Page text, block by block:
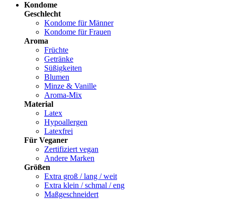
Kondome
Geschlecht
Kondome für Männer
Kondome für Frauen
Aroma
Früchte
Getränke
Süßigkeiten
Blumen
Minze & Vanille
Aroma-Mix
Material
Latex
Hypoallergen
Latexfrei
Für Veganer
Zertifiziert vegan
Andere Marken
Größen
Extra groß / lang / weit
Extra klein / schmal / eng
Maßgeschneidert